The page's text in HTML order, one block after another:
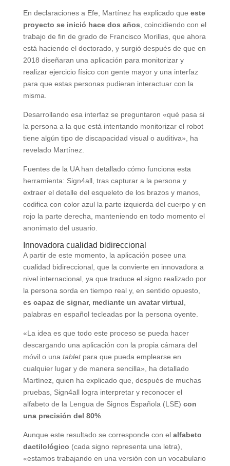
En declaraciones a Efe, Martínez ha explicado que este
proyecto se inició hace dos años , coincidiendo con el
trabajo de fin de grado de Francisco Morillas, que ahora
está haciendo el doctorado, y surgió después de que en
2018 diseñaran una aplicación para monitorizar y
realizar ejercicio físico con gente mayor y una interfaz
para que estas personas pudieran interactuar con la
misma.
Desarrollando esa interfaz se preguntaron «qué pasa si
la persona a la que está intentando monitorizar el robot
tiene algún tipo de discapacidad visual o auditiva», ha
revelado Martínez.
Fuentes de la UA han detallado cómo funciona esta
herramienta: Sign4all, tras capturar a la persona y
extraer el detalle del esqueleto de los brazos y manos,
codifica con color azul la parte izquierda del cuerpo y en
rojo la parte derecha, manteniendo en todo momento el
anonimato del usuario.
Innovadora cualidad bidireccional
A partir de este momento, la aplicación posee una
cualidad bidireccional, que la convierte en innovadora a
nivel internacional, ya que traduce el signo realizado por
la persona sorda en tiempo real y, en sentido opuesto,
es capaz de signar, mediante un avatar virtual
palabras en español tecleadas por la persona oyente.
«La idea es que todo este proceso se pueda hacer
descargando una aplicación con la propia cámara del
móvil o una tabletpara que pueda emplearse en
cualquier lugar y de manera sencilla», ha detallado
Martínez, quien ha explicado que, después de muchas
pruebas, Sign4all logra interpretar y reconocer el
alfabeto de la Lengua de Signos Española (LSE) con
una precisión del 80%.
Aunque este resultado se corresponde con el alfabeto
dactilológico (cada signo representa una letra),
«estamos trabajando en una versión con un vocabulario